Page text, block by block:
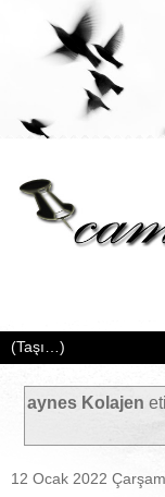
aynes Kolajen
12 Ocak 2022